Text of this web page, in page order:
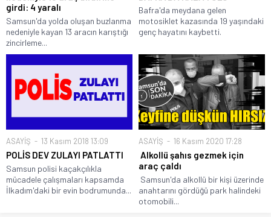
girdi: 4 yaralı
Samsun'da yolda oluşan buzlanma
nedeniyle kayan 13 aracın karıştığı
zincirleme...
Bafra'da meydana gelen
motosiklet kazasında 19 yaşındaki
genç hayatını kaybetti.
ASAYİŞ 13 Kasım 2018 13:09
POLİS DEV ZULAYI PATLATTI
Samsun polisi kaçakçılıkla
mücadele çalışmaları kapsamda
İlkadım'daki bir evin bodrumunda...
ASAYİŞ 16 Kasım 2020 17:28
Alkollü şahıs gezmek için
araç çaldı
Samsun'da alkollü bir kişi üzerinde
anahtarını gördüğü park halindeki
otomobili...